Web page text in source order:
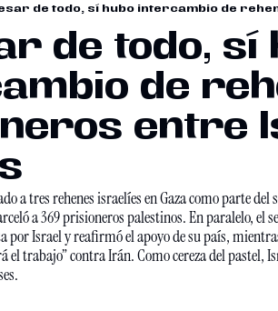
de todo, sí hubo intercambio de
de todo, sí
de
entre
a tres rehenes israelíes en Gaza como parte
a 369 prisioneros palestinos. En paralelo, el
por Israel y reafirmó el apoyo de su país,
el trabajo” contra Irán. Como cereza del pastel,